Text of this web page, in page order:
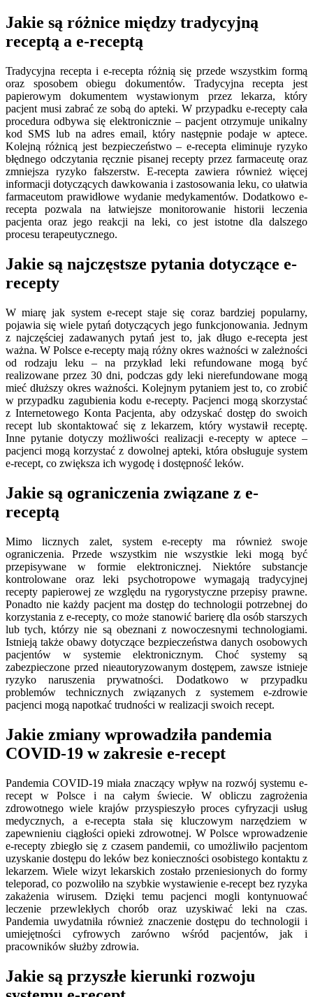
Jakie są różnice między tradycyjną
receptą a e-receptą
Tradycyjna recepta i e-recepta różnią się przede wszystkim formą
oraz sposobem obiegu dokumentów. Tradycyjna recepta jest
papierowym dokumentem wystawionym przez lekarza, który
pacjent musi zabrać ze sobą do apteki. W przypadku e-recepty cała
procedura odbywa się elektronicznie – pacjent otrzymuje unikalny
kod SMS lub na adres email, który następnie podaje w aptece.
Kolejną różnicą jest bezpieczeństwo – e-recepta eliminuje ryzyko
błędnego odczytania ręcznie pisanej recepty przez farmaceutę oraz
zmniejsza ryzyko fałszerstw. E-recepta zawiera również więcej
informacji dotyczących dawkowania i zastosowania leku, co ułatwia
farmaceutom prawidłowe wydanie medykamentów. Dodatkowo e-
recepta pozwala na łatwiejsze monitorowanie historii leczenia
pacjenta oraz jego reakcji na leki, co jest istotne dla dalszego
procesu terapeutycznego.
Jakie są najczęstsze pytania dotyczące e-
recepty
W miarę jak system e-recept staje się coraz bardziej popularny,
pojawia się wiele pytań dotyczących jego funkcjonowania. Jednym
z najczęściej zadawanych pytań jest to, jak długo e-recepta jest
ważna. W Polsce e-recepty mają różny okres ważności w zależności
od rodzaju leku – na przykład leki refundowane mogą być
realizowane przez 30 dni, podczas gdy leki nierefundowane mogą
mieć dłuższy okres ważności. Kolejnym pytaniem jest to, co zrobić
w przypadku zagubienia kodu e-recepty. Pacjenci mogą skorzystać
z Internetowego Konta Pacjenta, aby odzyskać dostęp do swoich
recept lub skontaktować się z lekarzem, który wystawił receptę.
Inne pytanie dotyczy możliwości realizacji e-recepty w aptece –
pacjenci mogą korzystać z dowolnej apteki, która obsługuje system
e-recept, co zwiększa ich wygodę i dostępność leków.
Jakie są ograniczenia związane z e-
receptą
Mimo licznych zalet, system e-recepty ma również swoje
ograniczenia. Przede wszystkim nie wszystkie leki mogą być
przepisywane w formie elektronicznej. Niektóre substancje
kontrolowane oraz leki psychotropowe wymagają tradycyjnej
recepty papierowej ze względu na rygorystyczne przepisy prawne.
Ponadto nie każdy pacjent ma dostęp do technologii potrzebnej do
korzystania z e-recepty, co może stanowić barierę dla osób starszych
lub tych, którzy nie są obeznani z nowoczesnymi technologiami.
Istnieją także obawy dotyczące bezpieczeństwa danych osobowych
pacjentów w systemie elektronicznym. Choć systemy są
zabezpieczone przed nieautoryzowanym dostępem, zawsze istnieje
ryzyko naruszenia prywatności. Dodatkowo w przypadku
problemów technicznych związanych z systemem e-zdrowie
pacjenci mogą napotkać trudności w realizacji swoich recept.
Jakie zmiany wprowadziła pandemia
COVID-19 w zakresie e-recept
Pandemia COVID-19 miała znaczący wpływ na rozwój systemu e-
recept w Polsce i na całym świecie. W obliczu zagrożenia
zdrowotnego wiele krajów przyspieszyło proces cyfryzacji usług
medycznych, a e-recepta stała się kluczowym narzędziem w
zapewnieniu ciągłości opieki zdrowotnej. W Polsce wprowadzenie
e-recepty zbiegło się z czasem pandemii, co umożliwiło pacjentom
uzyskanie dostępu do leków bez konieczności osobistego kontaktu z
lekarzem. Wiele wizyt lekarskich zostało przeniesionych do formy
teleporad, co pozwoliło na szybkie wystawienie e-recept bez ryzyka
zakażenia wirusem. Dzięki temu pacjenci mogli kontynuować
leczenie przewlekłych chorób oraz uzyskiwać leki na czas.
Pandemia uwydatniła również znaczenie dostępu do technologii i
umiejętności cyfrowych zarówno wśród pacjentów, jak i
pracowników służby zdrowia.
Jakie są przyszłe kierunki rozwoju